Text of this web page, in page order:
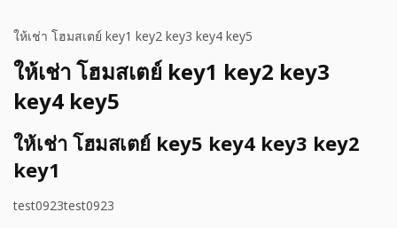
ให้เช่า โฮมสเตย์ key1 key2 key3 key4 key5
ให้เช่า โฮมสเตย์ key1 key2 key3
key4 key5
ให้เช่า โฮมสเตย์ key5 key4 key3 key2
key1
test0923test0923